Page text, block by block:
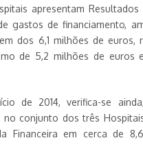
apresentam Resultados
gastos de financiamento,
dos 6,1 milhões de euros,
de 5,2 milhões de euros
de 2014, verifica-se
no conjunto dos três
Financeira em cerca de